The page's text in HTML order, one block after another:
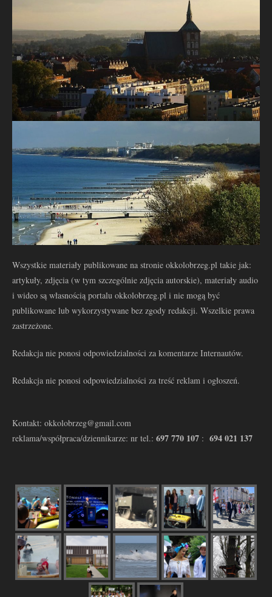
Wszystkie materiały publikowane na stronie okkolobrzeg.pl takie jak:
artykuły, zdjęcia (w tym szczególnie zdjęcia autorskie), materiały audio
i wideo są własnością portalu okkolobrzeg.pl i nie mogą być
publikowane lub wykorzystywane bez zgody redakcji. Wszelkie prawa
zastrzeżone.
Redakcja nie ponosi odpowiedzialności za komentarze Internautów.
Redakcja nie ponosi odpowiedzialności za treść reklam i ogłoszeń.
Kontakt: okkolobrzeg@gmail.com
reklama/współpraca/dziennikarze: nr tel.: 697 770 107 : 694 021 137